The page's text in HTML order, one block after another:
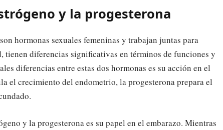
y la progesterona
hormonas sexuales femeninas y trabajan juntas para
diferencias significativas en términos de funciones y
diferencias entre estas dos hormonas es su acción en el
el crecimiento del endometrio, la progesterona prepara el
y la progesterona es su papel en el embarazo. Mientras